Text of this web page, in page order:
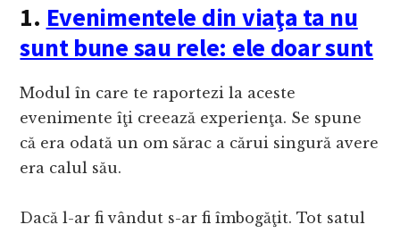
1. Evenimentele din viaţa ta nu
sunt bune sau rele: ele doar sunt
Modul în care te raportezi la aceste
evenimente îţi creează experienţa. Se spune
că era odată un om sărac a cărui singură avere
era calul său.
Dacă l-ar fi vândut s-ar fi îmbogăţit. Tot satul